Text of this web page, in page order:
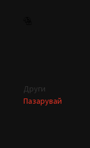
Други
Пазарувай